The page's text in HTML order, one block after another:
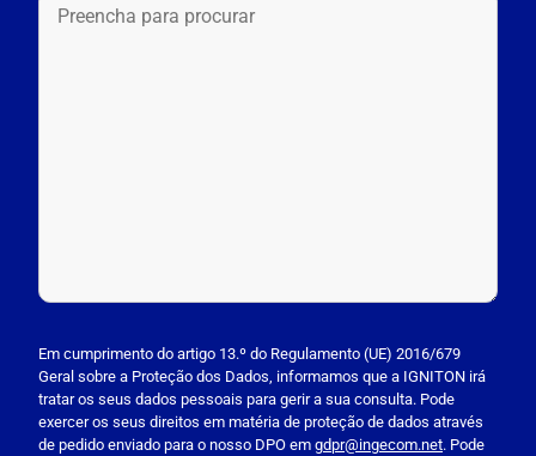
l
e
a
s
Em cumprimento do artigo 13.º do Regulamento (UE) 2016/679
Geral sobre a Proteção dos Dados, informamos que a IGNITON irá
tratar os seus dados pessoais para gerir a sua consulta. Pode
exercer os seus direitos em matéria de proteção de dados através
de pedido enviado para o nosso DPO em gdpr@ingecom.net. Pode